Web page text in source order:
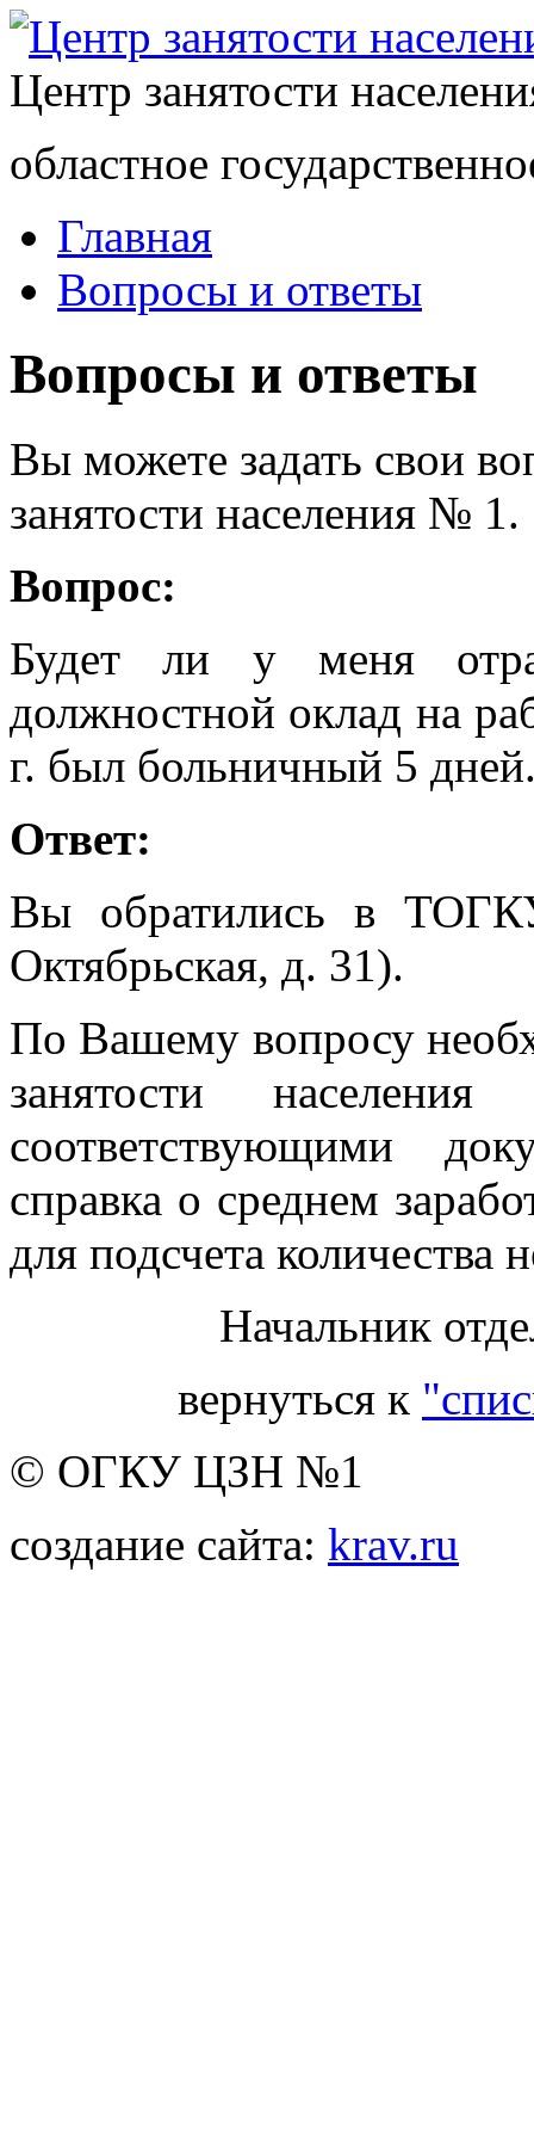
Центр занятости
областное
Главная
Вопросы и ответы
Вопросы и ответы
Вы можете задать свои
занятости населения № 1.
Вопрос:
Будет ли у меня
должностной оклад на
г. был больничный 5
Ответ:
Вы обратились в
Октябрьская, д. 31).
По Вашему вопросу
занятости
соответствующими
справка о среднем
для подсчета количества
Начальник
вернуться к
© ОГКУ ЦЗН №1
создание сайта: krav.ru